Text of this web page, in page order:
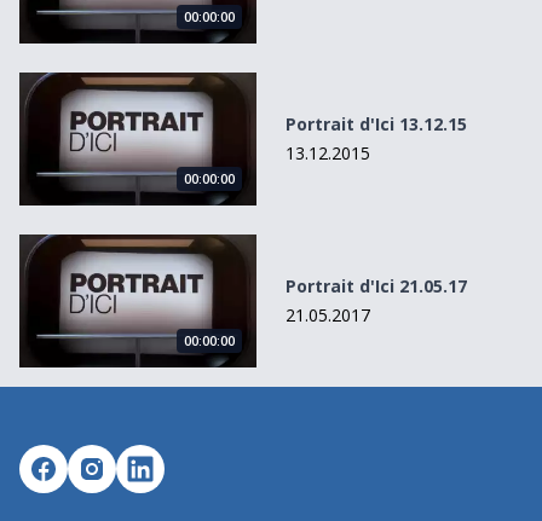
00:00:00
Portrait d&#039;Ici 13.12.15
00:00:00
Portrait d'Ici 13.12.15
13.12.2015
Portrait d&#039;Ici 21.05.17
00:00:00
Portrait d'Ici 21.05.17
21.05.2017